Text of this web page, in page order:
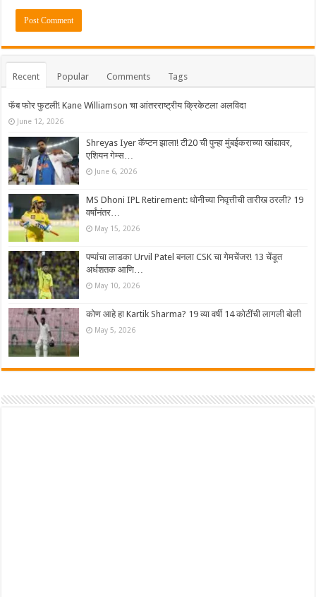
Recent Popular Comments Tags
फॅब फोर फुटली! Kane Williamson चा आंतरराष्ट्रीय क्रिकेटला अलविदा
June 12, 2026
Shreyas Iyer कॅप्टन झाला! टी20 ची पुन्हा मुंबईकराच्या खांद्यावर,
एशियन गेम्स…
June 6, 2026
MS Dhoni IPL Retirement: धोनीच्या निवृत्तीची तारीख ठरली? 19
वर्षांनंतर…
May 15, 2026
पप्पांचा लाडका Urvil Patel बनला CSK चा गेमचेंजर! 13 चेंडूत
अर्धशतक आणि…
May 10, 2026
कोण आहे हा Kartik Sharma? 19 व्या वर्षी 14 कोटींची लागली बोली
May 5, 2026